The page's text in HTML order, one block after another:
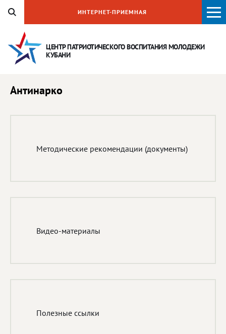
ЦЕНТР ПАТРИОТИЧЕСКОГО ВОСПИТАНИЯМОЛОДЕЖИ
КУБАНИ
ИНТЕРНЕТ-ПРИЕМНАЯ
Антинарко
Методические рекомендации (документы)
Видео-материалы
Полезные ссылки